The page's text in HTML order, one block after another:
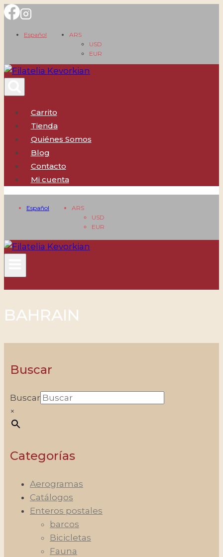
Saltar
contenido
Español
ARS
USD
EUR
Carrito
Tienda
Quiénes Somos
Blog
Contacto
Mi cuenta
Español
ARS
USD
EUR
BAHRAIN
Buscar
Buscar
×
Categorías
Aerogramas
Catálogos
Enteros postales
barcos
Bicicletas
Fauna